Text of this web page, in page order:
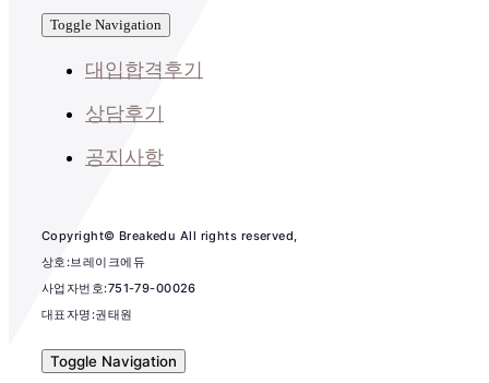
Toggle Navigation
대입합격후기
상담후기
공지사항
Copyright© Breakedu All rights reserved,
상호:브레이크에듀
사업자번호:751-79-00026
대표자명:권태원
Toggle Navigation